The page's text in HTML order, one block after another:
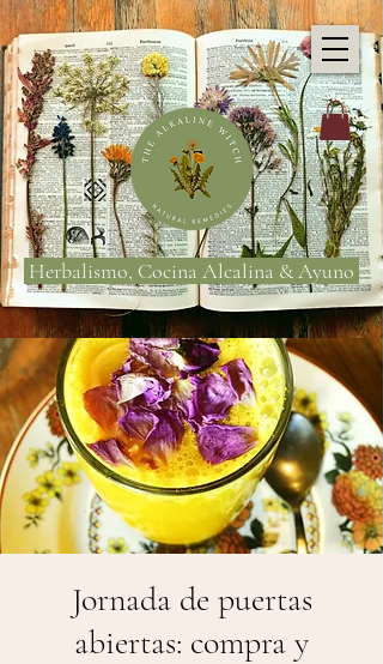
Herbalismo, Cocina Alcalina & Ayuno
Jornada de puertas
abiertas: compra y